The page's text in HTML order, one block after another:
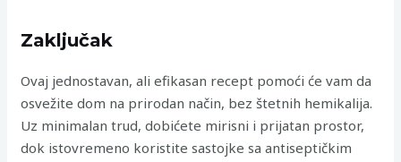
Zaključak
Ovaj jednostavan, ali efikasan recept pomoći će vam da
osvežite dom na prirodan način, bez štetnih hemikalija.
Uz minimalan trud, dobićete mirisni i prijatan prostor,
dok istovremeno koristite sastojke sa antiseptičkim